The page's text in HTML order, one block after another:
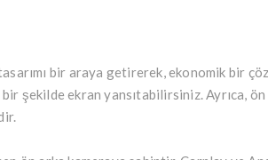
bir araya getirerek, ekonomik bir
şekilde ekran yansıtabilirsiniz. Ayrıca,